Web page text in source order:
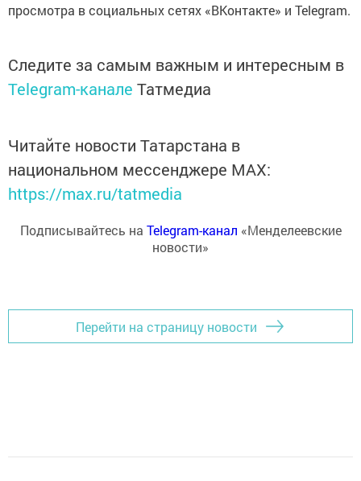
просмотра в социальных сетях «ВКонтакте» и Telegram.
Следите за самым важным и интересным в
Telegram-канале Татмедиа
Читайте новости Татарстана в
национальном мессенджере MАХ:
https://max.ru/tatmedia
Подписывайтесь на Telegram-канал «Менделеевские
новости»
Перейти на страницу новости